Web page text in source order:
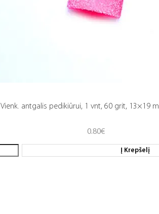
Vienk. antgalis pedikiūrui, 1 vnt, 60 grit, 13×19
0.80€
Į Krepšelį